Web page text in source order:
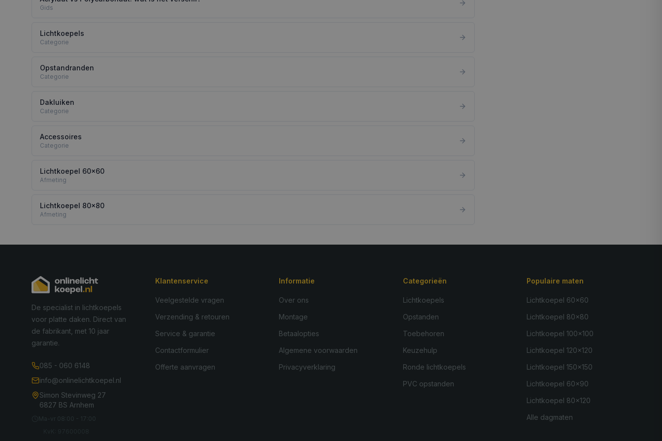
Gids
Lichtkoepels
Categorie
Opstandranden
Categorie
Dakluiken
Categorie
Accessoires
Categorie
Lichtkoepel 60x60
Afmeting
Lichtkoepel 80x80
Afmeting
De specialist in lichtkoepels
voor platte daken. Direct van
de fabrikant, met 10 jaar
garantie.
085 - 060 6148
info@onlinelichtkoepel.nl
Simon Stevinweg 27
6827 BS Arnhem
Ma-vr 08:00 - 17:00
Klantenservice
Veelgestelde vragen
Verzending & retouren
Service & garantie
Contactformulier
Offerte aanvragen
Informatie
Over ons
Montage
Betaalopties
Algemene voorwaarden
Privacyverklaring
Categorieën
Lichtkoepels
Opstanden
Toebehoren
Keuzehulp
Ronde lichtkoepels
PVC opstanden
Populaire maten
Lichtkoepel 60×60
Lichtkoepel 80×80
Lichtkoepel 100×100
Lichtkoepel 120×120
Lichtkoepel 150×150
Lichtkoepel 60×90
Lichtkoepel 80×120
Alle dagmaten